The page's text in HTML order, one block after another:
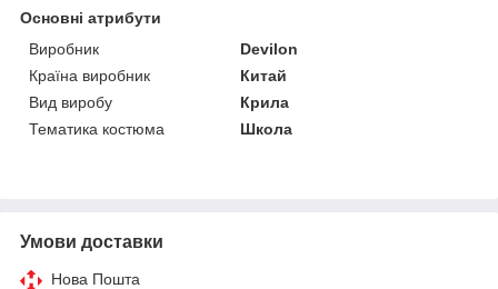
Основні атрибути
Виробник
Devilon
Країна виробник
Китай
Вид виробу
Крила
Тематика костюма
Школа
Умови доставки
Нова Пошта